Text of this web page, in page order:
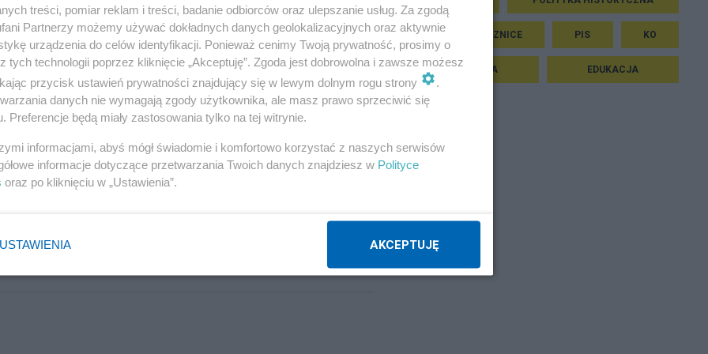
i piosenka. Poznań.
o PROCESIE 16 », którego podsądnym był mój Dziadek.
Pub ( ul. Strzałowa 7/16 ) we wtorek 19 IX o 19.00 ( wstęp wolny ). ...
Korabita
ŚWIĘTA, ROCZNICE PIS KO
WNĘTRZA EDUKACJA
treści, pomiar reklam i treści, badanie odbiorców oraz ulepszanie usług. Za zgodą
Partnerzy możemy używać dokładnych danych geolokalizacyjnych oraz aktywnie
urządzenia do celów identyfikacji. Ponieważ cenimy Twoją prywatność, prosimy o
tych technologii poprzez kliknięcie „Akceptuję”. Zgoda jest dobrowolna i zawsze możesz
przycisk ustawień prywatności znajdujący się w lewym dolnym rogu strony
danych nie wymagają zgody użytkownika, ale masz prawo sprzeciwić się
Preferencje będą miały zastosowania tylko na tej witrynie.
informacjami, abyś mógł świadomie i komfortowo korzystać z naszych serwisów
informacje dotyczące przetwarzania Twoich danych znajdziesz w Polityce
oraz po kliknięciu w „Ustawienia”.
USTAWIENIA AKCEPTUJĘ